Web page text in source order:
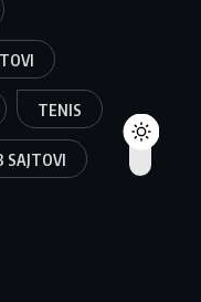
TENIS
SAJTOVI